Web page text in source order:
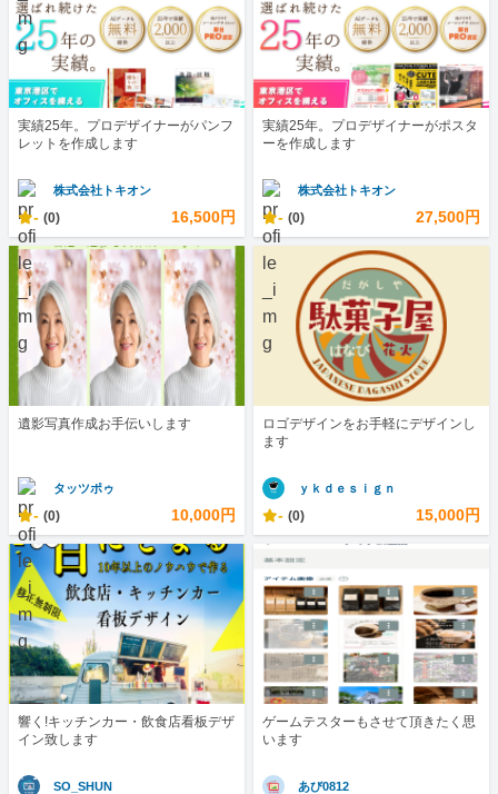
実績25年。プロデザイナーがパンフ
レットを作成します
株式会社トキオン
- (0) 16,500円
実績25年。プロデザイナーがポスタ
ーを作成します
株式会社トキオン
- (0) 27,500円
遺影写真作成お手伝いします
タッツポゥ
- (0) 10,000円
ロゴデザインをお手軽にデザインし
ます
ｙｋｄｅｓｉｇｎ
- (0) 15,000円
響く!キッチンカー・飲食店看板デザ
イン致します
SO_SHUN
ゲームテスターもさせて頂きたく思
います
あび0812